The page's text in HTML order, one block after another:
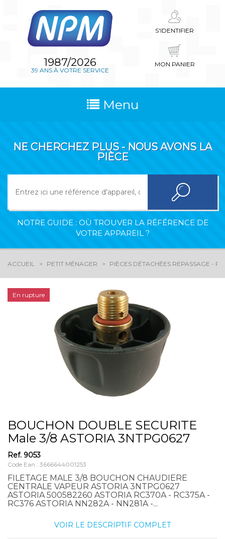
1987/2026
39 ANS À VOTRE SERVICE
S'IDENTIFIER
MON PANIER
Menu
NE CHERCHEZ PLUS - NOUS AVONS LA
PIÈCE
NOTRE GUIDE : OÙ TROUVER LA RÉFÉRENCE DE
VOTRE APPAREIL ?
ACCUEIL PETIT MÉNAGER PIÈCES DÉTACHÉES REPASSAGE -
En rupture
BOUCHON DOUBLE SECURITE
Male 3/8 ASTORIA 3NTPG0627
Ref. 9053
Code Ean : 3666644001253
FILETAGE MALE 3/8 BOUCHON CHAUDIERE
CENTRALE VAPEUR ASTORIA 3NTPG0627
ASTORIA 500582260 ASTORIA RC370A - RC375A -
RC376 ASTORIA NN282A - NN281A -...
VOIR LE DESCRIPTIF COMPLET